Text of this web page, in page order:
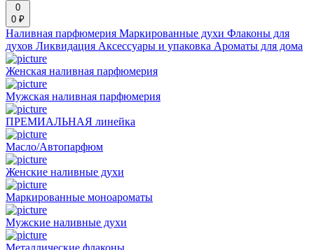
0
0 ₽
Наливная парфюмерия Маркированные духи Флаконы для
духов Ликвидация Аксессуары и упаковка Ароматы для дома
Женская наливная парфюмерия
Мужская наливная парфюмерия
ПРЕМИАЛЬНАЯ линейка
Масло/Автопарфюм
Женские наливные духи
Маркированные моноароматы
Мужские наливные духи
Металлические флаконы